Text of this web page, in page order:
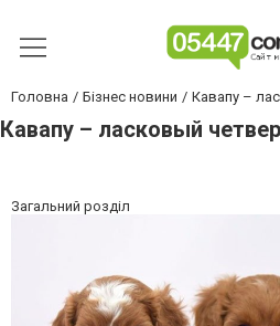
Головна Бізнес новини Кавапу –
Кавапу – ласковый
Загальний розділ